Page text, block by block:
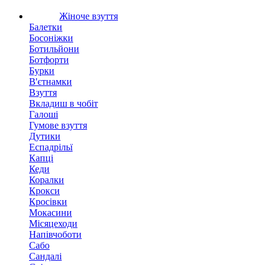
Жіноче взуття
Балетки
Босоніжки
Ботильйони
Ботфорти
Бурки
В'єтнамки
Взуття
Вкладиш в чобіт
Галоші
Гумове взуття
Дутики
Еспадрільї
Капці
Кеди
Коралки
Крокси
Кросівки
Мокасини
Місяцеходи
Напівчоботи
Сабо
Сандалі